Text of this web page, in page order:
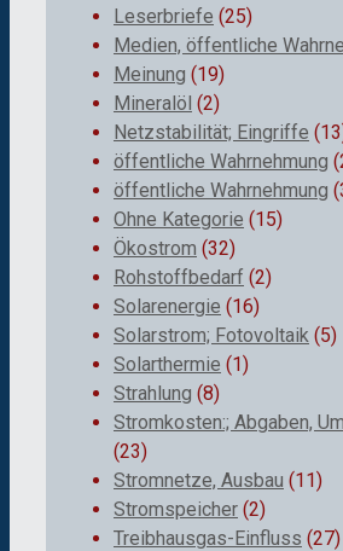
Leserbriefe (25)
Medien, öffentliche
Meinung (19)
Mineralöl (2)
Netzstabilität; Eingriffe
öffentliche Wahrnehmung
öffentliche Wahrnehmung
Ohne Kategorie (15)
Ökostrom (32)
Rohstoffbedarf (2)
Solarenergie (16)
Solarstrom; Fotovoltaik (5)
Solarthermie (1)
Strahlung (8)
Stromkosten:; Abgaben,
(23)
Stromnetze, Ausbau (11)
Stromspeicher (2)
Treibhausgas-Einfluss (27)